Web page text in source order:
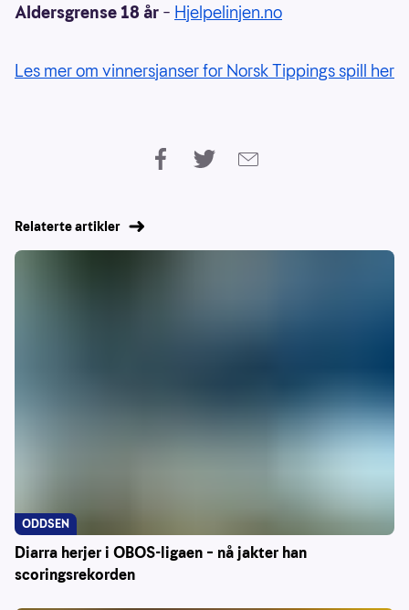
Aldersgrense 18 år – Hjelpelinjen.no
Les mer om vinnersjanser for Norsk Tippings spill her
Relaterte artikler
Diarra herjer i OBOS-ligaen – nå jakter han
scoringsrekorden
ODDSEN